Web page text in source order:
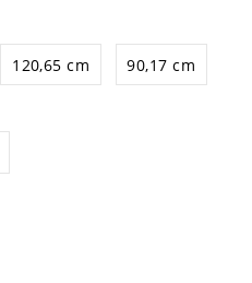
120,65 cm 90,17 cm